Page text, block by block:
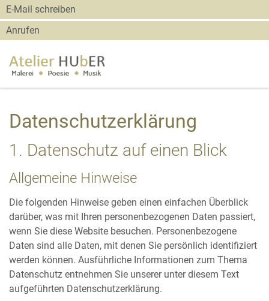
Seitenbereiche:
Zum
Inhalt
Zur
Hauptnavigation
Zur
Footernavigation
E-Mail schreiben
Anrufen
Datenschutzerklärung
1. Datenschutz auf einen Blick
Allgemeine Hinweise
Die folgenden Hinweise geben einen einfachen Überblick
darüber, was mit Ihren personenbezogenen Daten passiert,
wenn Sie diese Website besuchen. Personenbezogene
Daten sind alle Daten, mit denen Sie persönlich identifiziert
werden können. Ausführliche Informationen zum Thema
Datenschutz entnehmen Sie unserer unter diesem Text
aufgeführten Datenschutzerklärung.